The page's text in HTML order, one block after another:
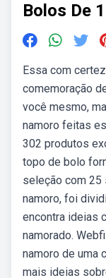
Bolos De
Essa com
comemoração
você mesmo,
namoro feitas
302 produtos
topo de bolo
seleção com 25
namoro, foi
encontra ideias
namorado.
namoro de uma
mais ideias